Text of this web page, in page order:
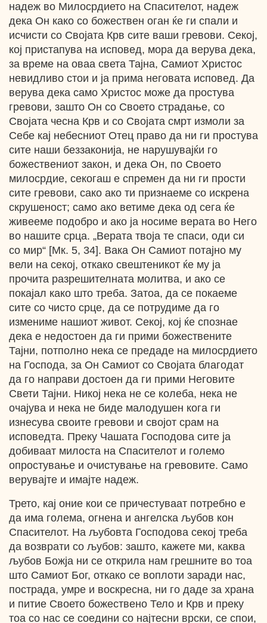
надеж во Милосрдието на Спасителот, надеж
дека Он како со божествен оган ќе ги спали и
исчисти со Својата Крв сите ваши гревови. Секој,
кој пристапува на исповед, мора да верува дека,
за време на оваа света Тајна, Самиот Христос
невидливо стои и ја прима неговата исповед. Да
верува дека само Христос може да простува
гревови, зашто Он со Своето страдање, со
Својата чесна Крв и со Својата смрт измоли за
Себе кај небесниот Отец право да ни ги простува
сите наши беззаконија, не нарушувајќи го
божествениот закон, и дека Он, по Своето
милосрдие, секогаш е спремен да ни ги прости
сите гревови, сако ако ти признаеме со искрена
скрушеност; само ако ветиме дека од сега ќе
живееме подобро и ако ја носиме верата во Него
во нашите срца. „Верата твоја те спаси, оди си
со мир“ [Мк. 5, 34]. Вака Он Самиот потајно му
вели на секој, откако свештеникот ќе му ја
прочита разрешителната молитва, и ако се
покајал како што треба. Затоа, да се покаеме
сите со чисто срце, да се потрудиме да го
измениме нашиот живот. Секој, кој ќе спознае
дека е недостоен да ги прими божествените
Тајни, потполно нека се предаде на милосрдието
на Господа, за Он Самиот со Својата благодат
да го направи достоен да ги прими Неговите
Свети Тајни. Никој нека не се колеба, нека не
очајува и нека не биде малодушен кога ги
изнесува своите гревови и својот срам на
исповедта. Преку Чашата Господова сите ја
добиваат милоста на Спасителот и големо
опростување и очистување на гревовите. Само
верувајте и имајте надеж.
Трето, кај оние кои се причестуваат потребно е
да има голема, огнена и ангелска љубов кон
Спасителот. На љубовта Господова секој треба
да возврати со љубов: зашто, кажете ми, каква
љубов Божја ни се открила нам грешните во тоа
што Самиот Бог, откако се воплоти заради нас,
пострада, умре и воскресна, ни го даде за храна
и питие Своето божествено Тело и Крв и преку
тоа со нас се соедини со најтесни врски, се спои,